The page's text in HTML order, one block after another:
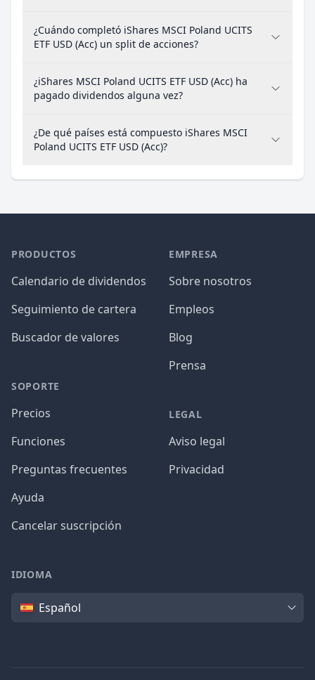
¿Cuándo completó iShares MSCI Poland UCITS
ETF USD (Acc) un split de acciones?
¿iShares MSCI Poland UCITS ETF USD (Acc) ha
pagado dividendos alguna vez?
¿De qué países está compuesto iShares MSCI
Poland UCITS ETF USD (Acc)?
PRODUCTOS
Calendario de dividendos
Seguimiento de cartera
Buscador de valores
SOPORTE
Precios
Funciones
Preguntas frecuentes
Ayuda
Cancelar suscripción
EMPRESA
Sobre nosotros
Empleos
Blog
Prensa
LEGAL
Aviso legal
Privacidad
IDIOMA
IdiomaEspañol